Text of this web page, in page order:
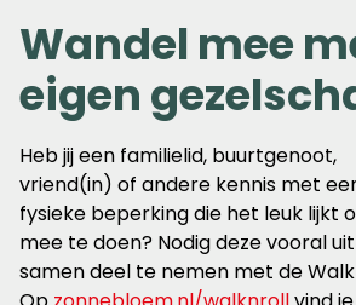
Wandel mee
eigen
Heb jij een familielid, buurtgenoot,
vriend(in) of andere kennis met
fysieke beperking die het leuk lijkt
mee te doen? Nodig deze vooral
samen deel te nemen met de Walk